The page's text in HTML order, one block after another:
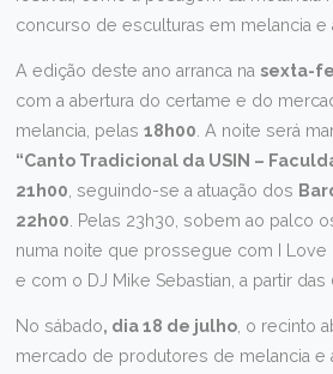
concurso de esculturas em melancia e
A edição deste ano arranca nasexta-
com a abertura do certame e do
melancia, pelas18h00 . A noite será
“Canto Tradicional da USIN –
21h00 , seguindo-se a atuação dos
22h00 . Pelas 23h30, sobem ao palco
numa noite que prossegue com I Love
e com o DJ Mike Sebastian, a partir das
No sábado, dia 18 de julho , o recinto
mercado de produtores de melancia e